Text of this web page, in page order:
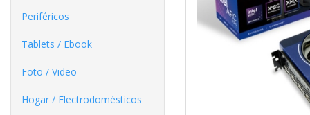
Periféricos
Tablets / Ebook
Foto / Video
Hogar / Electrodomésticos